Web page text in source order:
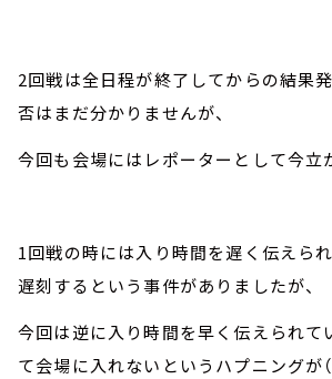
2回戦は全日程が終了してからの結果
否はまだ分かりませんが、
今回も会場にはレポーターとして今立
1回戦の時には入り時間を遅く伝えら
遅刻するという事件がありましたが、
今回は逆に入り時間を早く伝えられて
て会場に入れないというハプニングが（